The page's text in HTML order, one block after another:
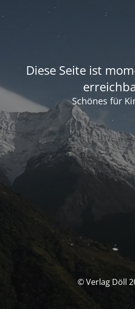
Diese Seite ist
Schönes für
© Verlag Döll